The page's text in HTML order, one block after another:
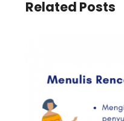
Related Posts